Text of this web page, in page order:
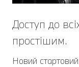
Доступ до
простішим.
Новий